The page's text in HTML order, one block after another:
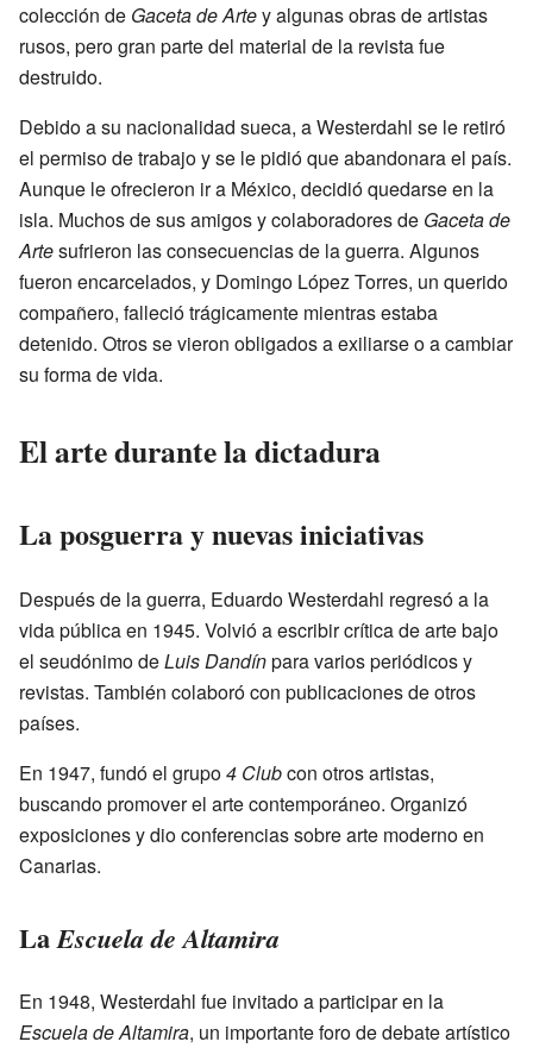
colección de Gaceta de Artey algunas obras de artistas
rusos, pero gran parte del material de la revista fue
destruido.
Debido a su nacionalidad sueca, a Westerdahl se le retiró
el permiso de trabajo y se le pidió que abandonara el país.
Aunque le ofrecieron ir a México, decidió quedarse en la
isla. Muchos de sus amigos y colaboradores de Gaceta de
Artesufrieron las consecuencias de la guerra. Algunos
fueron encarcelados, y Domingo López Torres, un querido
compañero, falleció trágicamente mientras estaba
detenido. Otros se vieron obligados a exiliarse o a cambiar
su forma de vida.
El arte durante la dictadura
La posguerra y nuevas iniciativas
Después de la guerra, Eduardo Westerdahl regresó a la
vida pública en 1945. Volvió a escribir crítica de arte bajo
el seudónimo deLuis Dandínpara varios periódicos y
revistas. También colaboró con publicaciones de otros
países.
En 1947, fundó el grupo4 Clubcon otros artistas,
buscando promover el arte contemporáneo. Organizó
exposiciones y dio conferencias sobre arte moderno en
Canarias.
LaEscuela de Altamira
En 1948, Westerdahl fue invitado a participar en la
Escuela de Altamira, un importante foro de debate artístico